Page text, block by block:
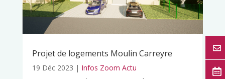
Projet de logements Moulin Carreyre
19 Déc 2023 | Infos Zoom Actu